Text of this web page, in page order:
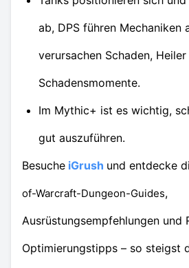
ab, DPS führen Mechaniken
verursachen Schaden,
Schadensmomente.
Im Mythic+ ist es wichtig,
gut auszuführen.
Besuche iGrush und entdecke
of-Warcraft-Dungeon-Guides,
Ausrüstungsempfehlungen und
Optimierungstipps – so steigst